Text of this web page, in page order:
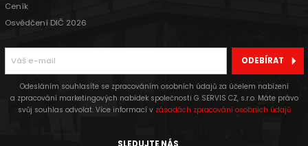
Ceník
Osvědčení DIČ 2026
ODEBÍRAT
Odesláním souhlasíte se zpracováním osobních údajů za účelem nabízení
a zpracování marketingových nabídek společnosti G SERVIS CZ, s.r.o. Máte právo
svůj souhlas odvolat. Více informací v zásadách zpracování osobních údajů